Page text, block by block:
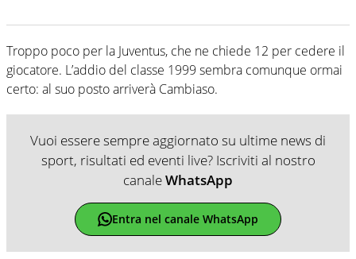
Troppo poco per la Juventus, che ne chiede 12 per cedere il
giocatore. L’addio del classe 1999 sembra comunque ormai
certo: al suo posto arriverà Cambiaso.
Vuoi essere sempre aggiornato su ultime news di
sport, risultati ed eventi live? Iscriviti al nostro
canaleWhatsApp
Entra nel canale WhatsApp